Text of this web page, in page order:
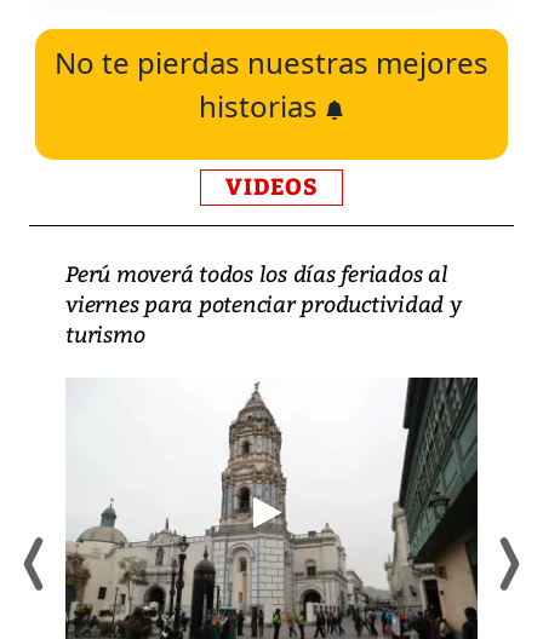
No te pierdas nuestras mejores
historias
VIDEOS
Perú moverá todos los días feriados al
viernes para potenciar productividad y
turismo